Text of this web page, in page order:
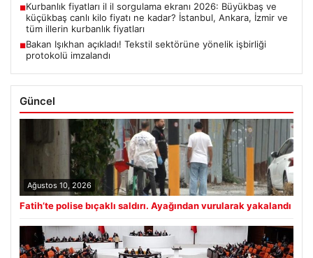
■Kurbanlık fiyatları il il sorgulama ekranı 2026: Büyükbaş ve
küçükbaş canlı kilo fiyatı ne kadar? İstanbul, Ankara, İzmir ve
tüm illerin kurbanlık fiyatları
■Bakan Işıkhan açıkladı! Tekstil sektörüne yönelik işbirliği
protokolü imzalandı
Güncel
Ağustos 10, 2026
Fatih’te polise bıçaklı saldırı. Ayağından vurularak yakalandı